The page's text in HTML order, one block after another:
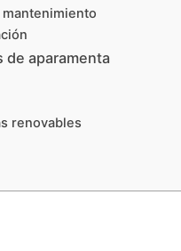
de aparamenta
renovables